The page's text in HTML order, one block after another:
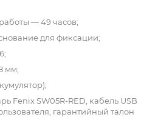
— 49 часов;
для фиксации;
мм;
Fenix SW05R-RED, кабель USB
гарантийный талон